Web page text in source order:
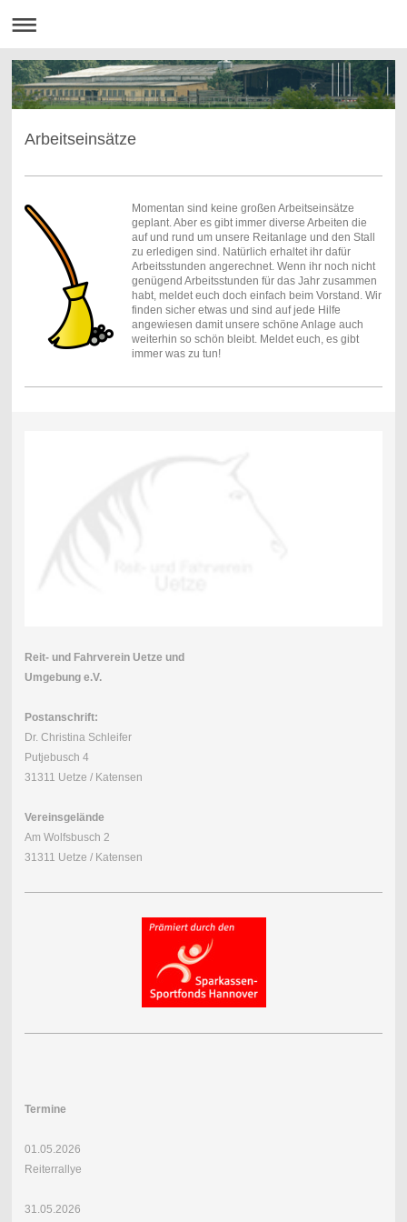
Arbeitseinsätze
Momentan sind keine großen Arbeitseinsätze
geplant. Aber es gibt immer diverse Arbeiten die
auf und rund um unsere Reitanlage und den Stall
zu erledigen sind. Natürlich erhaltet ihr dafür
Arbeitsstunden angerechnet. Wenn ihr noch nicht
genügend Arbeitsstunden für das Jahr zusammen
habt, meldet euch doch einfach beim Vorstand. Wir
finden sicher etwas und sind auf jede Hilfe
angewiesen damit unsere schöne Anlage auch
weiterhin so schön bleibt. Meldet euch, es gibt
immer was zu tun!
Reit- und Fahrverein Uetze und
Umgebung e.V.
Postanschrift:
Dr. Christina Schleifer
Putjebusch 4
31311 Uetze / Katensen
Vereinsgelände
Am Wolfsbusch 2
31311 Uetze / Katensen
Termine
01.05.2026
Reiterrallye
31.05.2026